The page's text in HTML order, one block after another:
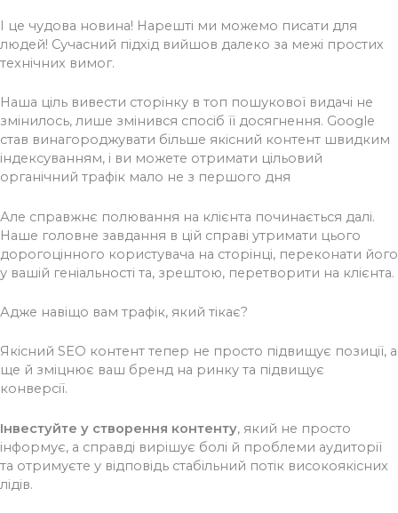
І це чудова новина! Нарешті ми можемо писати для
людей! Сучасний підхід вийшов далеко за межі простих
технічних вимог.
Наша ціль вивести сторінку в топ пошукової видачі не
змінилось, лише змінився спосіб її досягнення. Google
став винагороджувати більше якісний контент швидким
індексуванням, і ви можете отримати цільовий
органічний трафік мало не з першого дня
Але справжнє полювання на клієнта починається далі.
Наше головне завдання в цій справі утримати цього
дорогоцінного користувача на сторінці, переконати його
у вашій геніальності та, зрештою, перетворити на клієнта.
Адже навіщо вам трафік, який тікає?
Якісний SEO контент тепер не просто підвищує позиції, а
ще й зміцнює ваш бренд на ринку та підвищує
конверсії.
Інвестуйте у створення контенту, який не просто
інформує, а справді вирішує болі й проблеми аудиторії
та отримуєте у відповідь стабільний потік високоякісних
лідів.